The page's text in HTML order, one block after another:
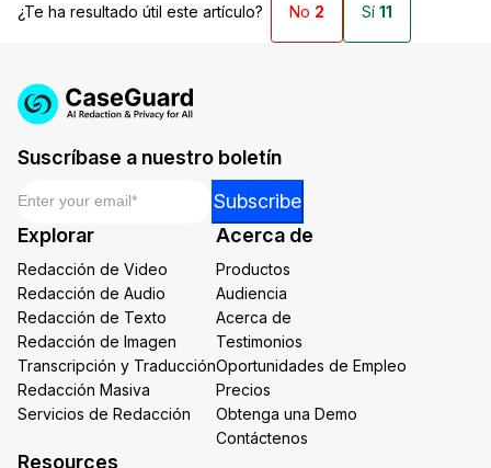
¿Te ha resultado útil este artículo? No 2 Sí11
Suscríbase a nuestro boletín
*
Email
Subscribe
Explorar
Redacción de Video
Redacción de Audio
Redacción de Texto
Redacción de Imagen
Transcripción y Traducción
Redacción Masiva
Servicios de Redacción
Acerca de
Productos
Audiencia
Acerca de
Testimonios
Oportunidades de Empleo
Precios
Obtenga una Demo
Contáctenos
Resources